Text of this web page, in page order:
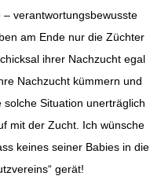
verantwortungsbewusste
am Ende nur die Züchter
ihrer Nachzucht egal
Nachzucht kümmern und
Situation unerträglich
mit der Zucht. Ich wünsche
keines seiner Babies in die
gerät!